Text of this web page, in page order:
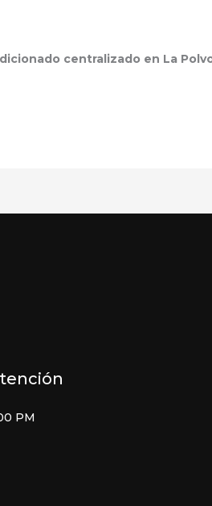
centralizado en La
PM